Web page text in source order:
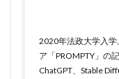
2020年法政大学入
ア「PROMPTY」の
ChatGPT、Stable